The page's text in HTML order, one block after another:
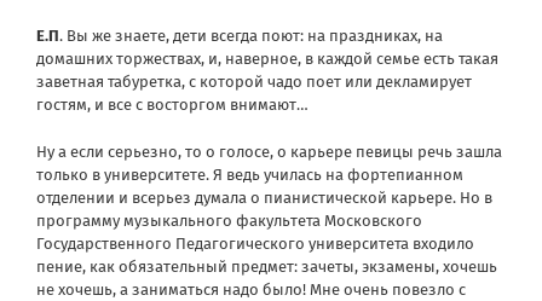
Е.П. Вы же знаете, дети всегда поют: на праздниках, на
домашних торжествах, и, наверное, в каждой семье есть такая
заветная табуретка, с которой чадо поет или декламирует
гостям, и все с восторгом внимают…
Ну а если серьезно, то о голосе, о карьере певицы речь зашла
только в университете. Я ведь училась на фортепианном
отделении и всерьез думала о пианистической карьере. Но в
программу музыкального факультета Московского
Государственного Педагогического университета входило
пение, как обязательный предмет: зачеты, экзамены, хочешь
не хочешь, а заниматься надо было! Мне очень повезло с